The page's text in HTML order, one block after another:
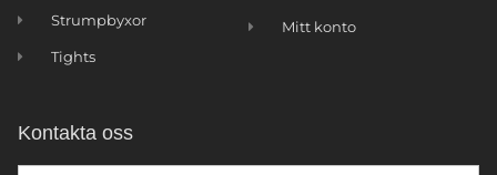
Strumpbyxor
Tights
Mitt konto
Kontakta oss